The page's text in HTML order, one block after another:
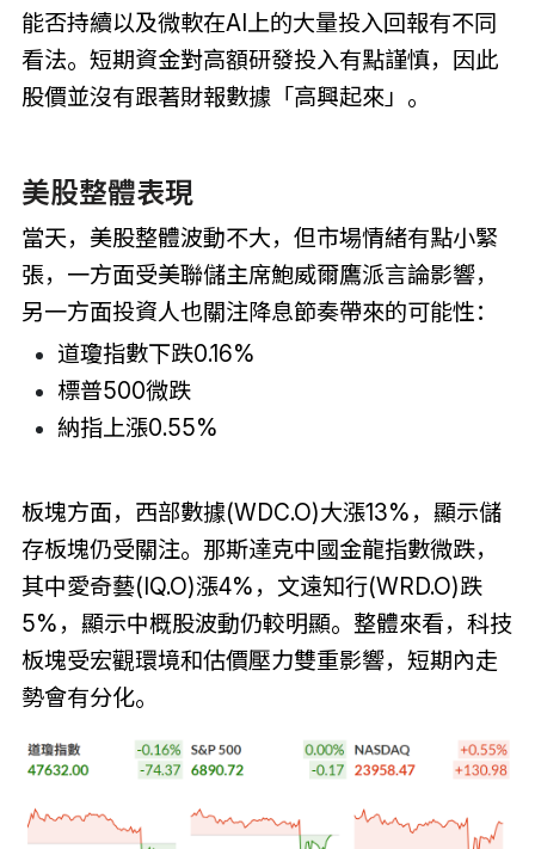
能否持續以及微軟在AI上的大量投入回報有不同
看法。短期資金對高額研發投入有點謹慎，因此
股價並沒有跟著財報數據「高興起來」。
美股整體表現
當天，美股整體波動不大，但市場情緒有點小緊
張，一方面受美聯儲主席鮑威爾鷹派言論影響，
另一方面投資人也關注降息節奏帶來的可能性：
道瓊指數下跌0.16%
標普500微跌
納指上漲0.55%
板塊方面，西部數據(WDC.O)大漲13%，顯示儲
存板塊仍受關注。那斯達克中國金龍指數微跌，
其中愛奇藝(IQ.O)漲4%，文遠知行(WRD.O)跌
5%，顯示中概股波動仍較明顯。整體來看，科技
板塊受宏觀環境和估價壓力雙重影響，短期內走
勢會有分化。